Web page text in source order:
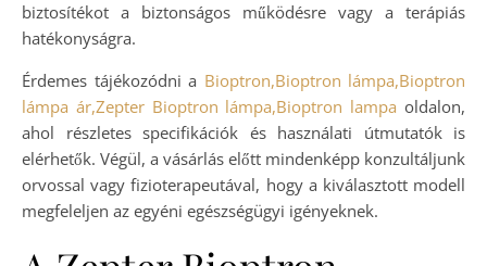
biztosítékot a biztonságos működésre vagy a terápiás
hatékonyságra.
Érdemes tájékozódni a Bioptron,Bioptron lámpa,Bioptron
lámpa ár,Zepter Bioptron lámpa,Bioptron lampa oldalon,
ahol részletes specifikációk és használati útmutatók is
elérhetők. Végül, a vásárlás előtt mindenképp konzultáljunk
orvossal vagy fizioterapeutával, hogy a kiválasztott modell
megfeleljen az egyéni egészségügyi igényeknek.